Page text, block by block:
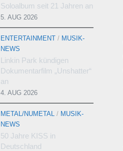
Soloalbum seit 21 Jahren an
5. AUG 2026
ENTERTAINMENT / MUSIK-
NEWS
Linkin Park kündigen
Dokumentarfilm „Unshatter“
an
4. AUG 2026
METAL/NUMETAL / MUSIK-
NEWS
50 Jahre KISS in
Deutschland